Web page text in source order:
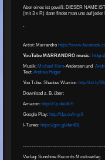
Aber eines ist gewiß: DIESER NAME
(mit 3 x R) dann findet man uns auf jeder
Artist: Marrandro https://
YouTube MARRANDRO music:
Musik: Michael Korn-Andersen und
Text:Andrea Hager
You Tube: Shadow Warrior: http://bit.ly/
Download z. B. über:
Amazon: http://t1p.de/dkl9
Google Play: http://t1p.de/mgr8
I-Tunes: https://goo.gl/dar4BL
----------------------------------------­
Verlag: Sunshine Records Musikverlag